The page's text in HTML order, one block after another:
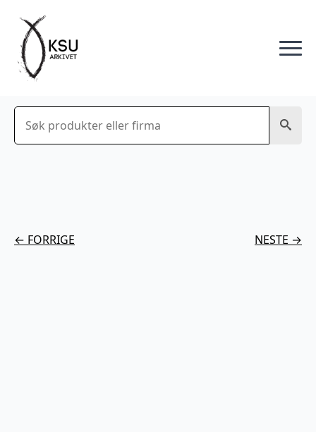
Søk
← FORRIGE NESTE →